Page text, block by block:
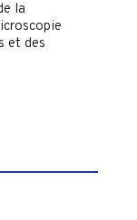
la
et des